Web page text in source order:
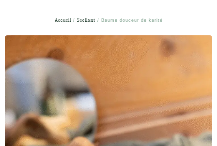
Accueil/ Scellant / Baume douceur de karité